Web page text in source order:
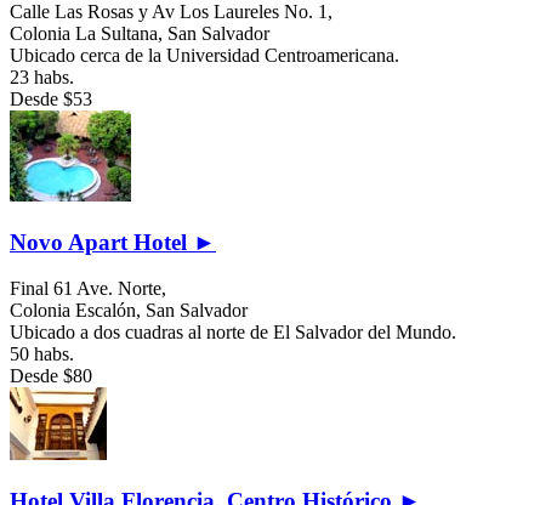
Calle Las Rosas y Av Los Laureles No. 1,
Colonia La Sultana, San Salvador
Ubicado cerca de la Universidad Centroamericana.
23 habs.
Desde $53
Novo Apart Hotel ►
Final 61 Ave. Norte,
Colonia Escalón, San Salvador
Ubicado a dos cuadras al norte de El Salvador del Mundo.
50 habs.
Desde $80